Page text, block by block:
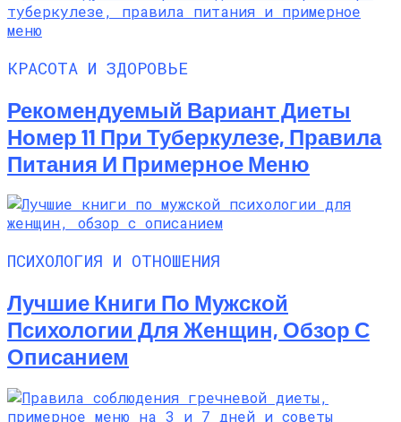
КРАСОТА И ЗДОРОВЬЕ
Рекомендуемый Вариант Диеты
Номер 11 При Туберкулезе, Правила
Питания И Примерное Меню
ПСИХОЛОГИЯ И ОТНОШЕНИЯ
Лучшие Книги По Мужской
Психологии Для Женщин, Обзор С
Описанием